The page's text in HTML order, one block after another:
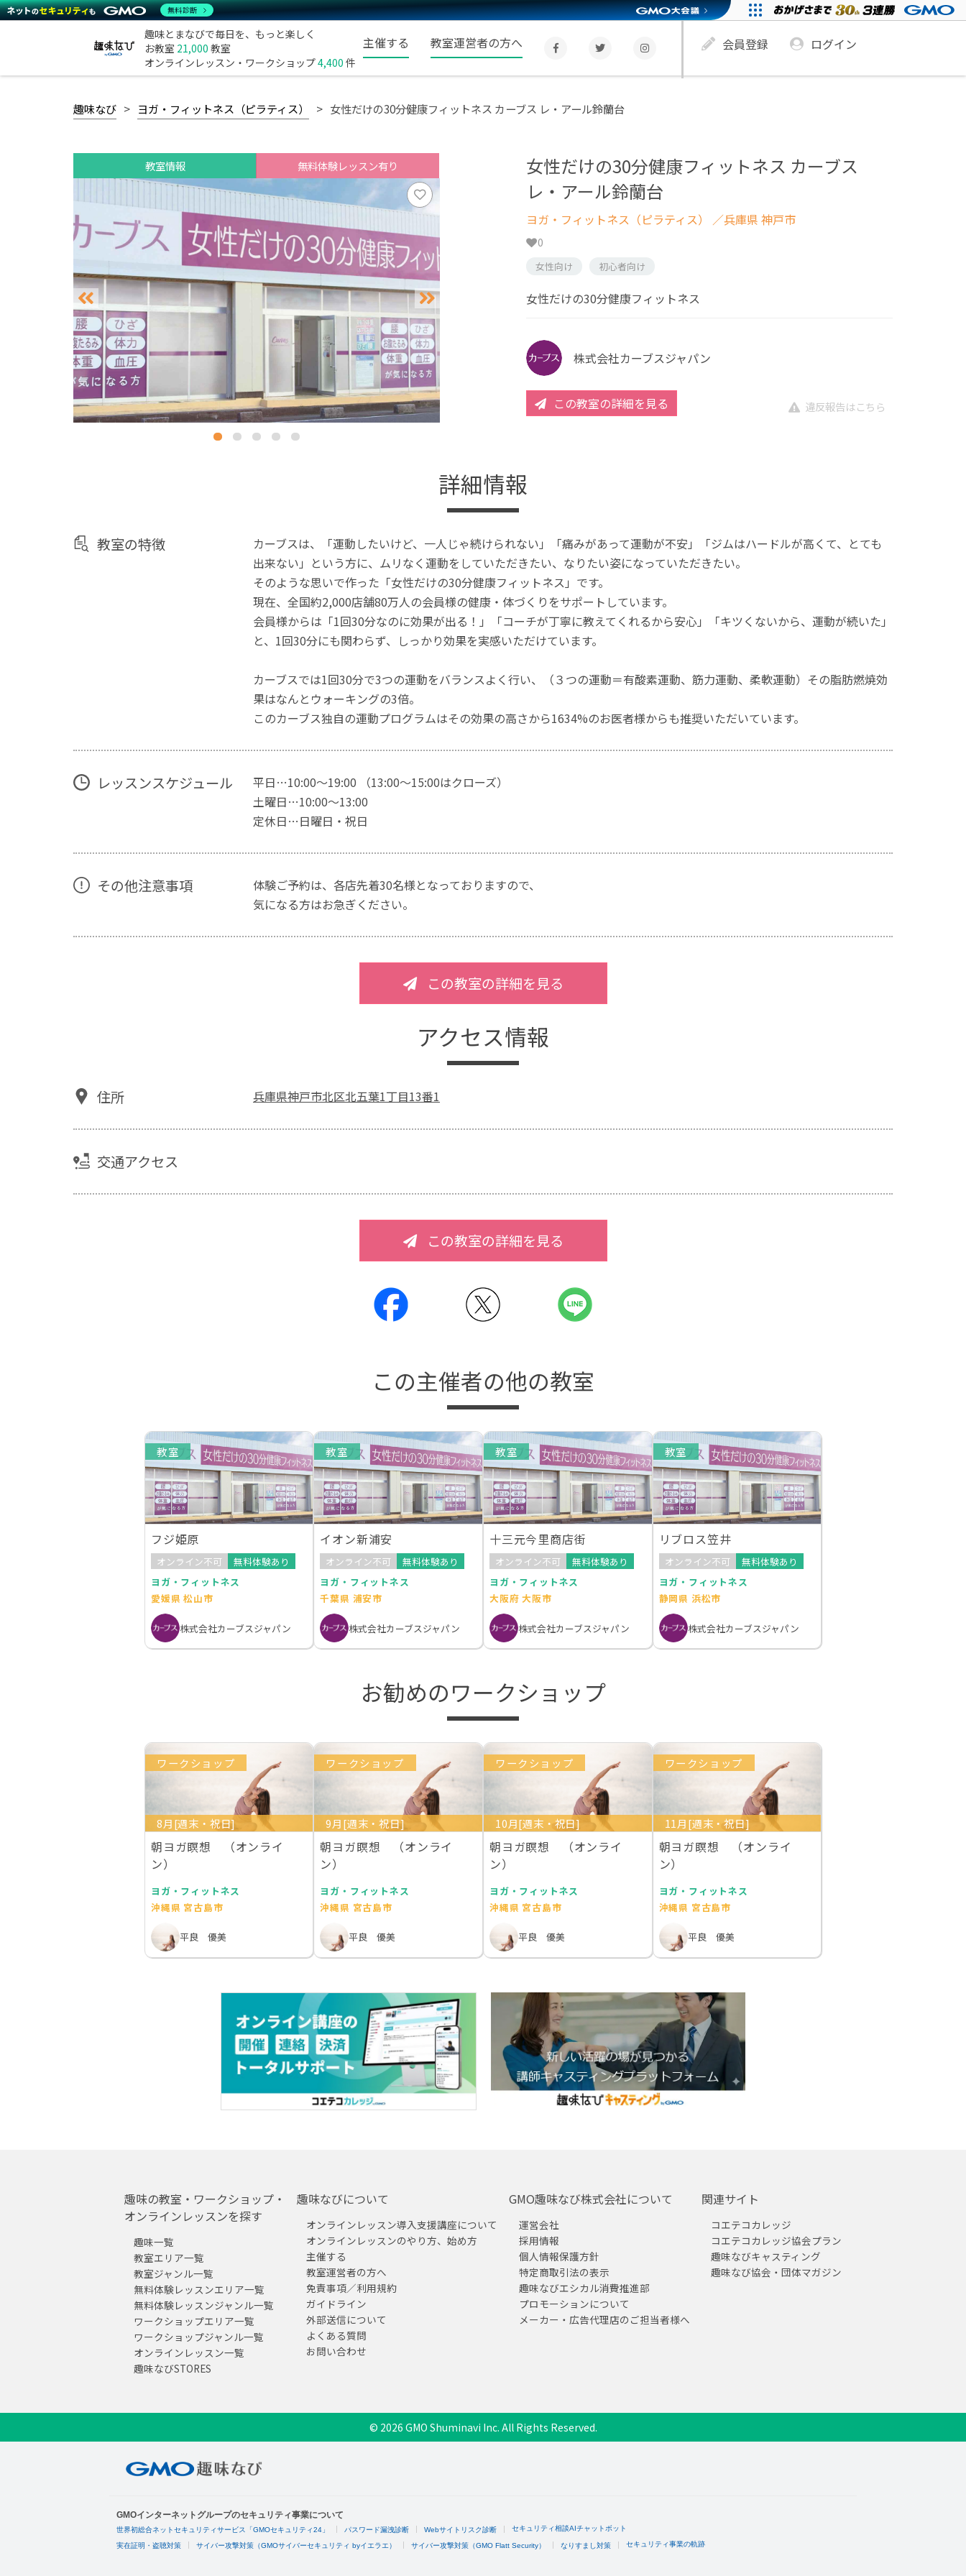
趣味とまなびで毎日を、もっと楽しく
お教室 21,000 教室
オンラインレッスン・ワークショップ4,400 件
主催する 教室運営者の方へ 会員登録 ログイン
趣味なび ヨガ・フィットネス（ピラティス） 女性だけの30分健康フィットネス カーブス レ・アール鈴蘭台
教室情報 無料体験レッスン有り
女性だけの30分健康フィットネス カーブス
レ・アール鈴蘭台
ヨガ・フィットネス（ピラティス） ／兵庫県 神戸市
0
女性向け 初心者向け
女性だけの30分健康フィットネス
株式会社カーブスジャパン
この教室の詳細を見る 違反報告はこちら
詳細情報
教室の特徴
カーブスは、「運動したいけど、一人じゃ続けられない」「痛みがあって運動が不安」「ジムはハードルが高くて、とても
出来ない」という方に、ムリなく運動をしていただきたい、なりたい姿になっていただきたい。
そのような思いで作った「女性だけの30分健康フィットネス」です。
現在、全国約2,000店舗80万人の会員様の健康・体づくりをサポートしています。
会員様からは「1回30分なのに効果が出る！」「コーチが丁寧に教えてくれるから安心」「キツくないから、運動が続いた」
と、1回30分にも関わらず、しっかり効果を実感いただけています。
カーブスでは1回30分で3つの運動をバランスよく行い、（３つの運動＝有酸素運動、筋力運動、柔軟運動）その脂肪燃焼効
果はなんとウォーキングの3倍。
このカーブス独自の運動プログラムはその効果の高さから1634%のお医者様からも推奨いただいています。
レッスンスケジュール
平日…10:00～19:00 （13:00～15:00はクローズ）
土曜日…10:00～13:00
定休日…日曜日・祝日
その他注意事項
体験ご予約は、各店先着30名様となっておりますので、
気になる方はお急ぎください。
この教室の詳細を見る
アクセス情報
住所 兵庫県神戸市北区北五葉1丁目13番1
交通アクセス
この教室の詳細を見る
この主催者の他の教室
教室
フジ姫原
オンライン不可
無料体験あり
ヨガ・フィットネス
愛媛県 松山市
株式会社カーブスジャパン
教室
イオン新浦安
オンライン不可
無料体験あり
ヨガ・フィットネス
千葉県 浦安市
株式会社カーブスジャパン
教室
十三元今里商店街
オンライン不可
無料体験あり
ヨガ・フィットネス
大阪府 大阪市
株式会社カーブスジャパン
教室
リブロス笠井
オンライン不可
無料体験あり
ヨガ・フィットネス
静岡県 浜松市
株式会社カーブスジャパン
お勧めのワークショップ
ワークショップ
8月[週末・祝日]
朝ヨガ瞑想 （オンライ
ン）
ヨガ・フィットネス
沖縄県 宮古島市
平良 優美
ワークショップ
9月[週末・祝日]
朝ヨガ瞑想 （オンライ
ン）
ヨガ・フィットネス
沖縄県 宮古島市
平良 優美
ワークショップ
10月[週末・祝日]
朝ヨガ瞑想 （オンライ
ン）
ヨガ・フィットネス
沖縄県 宮古島市
平良 優美
ワークショップ
11月[週末・祝日]
朝ヨガ瞑想 （オンライ
ン）
ヨガ・フィットネス
沖縄県 宮古島市
平良 優美
趣味の教室・ワークショップ・
オンラインレッスンを探す
趣味一覧
教室エリア一覧
教室ジャンル一覧
無料体験レッスンエリア一覧
無料体験レッスンジャンル一覧
ワークショップエリア一覧
ワークショップジャンル一覧
オンラインレッスン一覧
趣味なびSTORES
趣味なびについて
オンラインレッスン導入支援講座について
オンラインレッスンのやり方、始め方
主催する
教室運営者の方へ
免責事項／利用規約
ガイドライン
外部送信について
よくある質問
お問い合わせ
GMO趣味なび株式会社について
運営会社
採用情報
個人情報保護方針
特定商取引法の表示
趣味なびエシカル消費推進部
プロモーションについて
メーカー・広告代理店のご担当者様へ
関連サイト
コエテコカレッジ
コエテコカレッジ協会プラン
趣味なびキャスティング
趣味なび協会・団体マガジン
© 2026 GMO Shuminavi Inc. All Rights Reserved.
無料診断